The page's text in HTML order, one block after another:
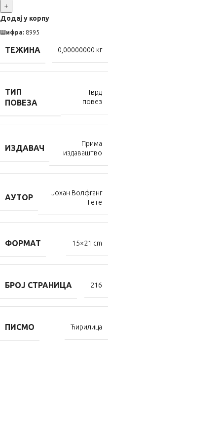
+
Додај у корпу
Шифра: 8995
ТЕЖИНА 0,00000000 кг
ТИП
ПОВЕЗА
Тврд
повез
ИЗДАВАЧ
Прима
издаваштво
АУТОР
Јохан Волфганг
Гете
ФОРМАТ 15×21 cm
БРОЈ СТРАНИЦА 216
ПИСМО Ћирилица